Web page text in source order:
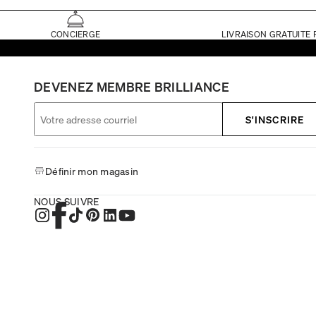
CONCIERGE LIVRAISON GRATUITE
DEVENEZ MEMBRE BRILLIANCE
S'INSCRIRE
Définir mon magasin
NOUS SUIVRE